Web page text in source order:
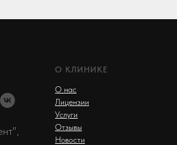
О КЛИНИКЕ
О нас
Лицензии
Услуги
Отзывы
Новости